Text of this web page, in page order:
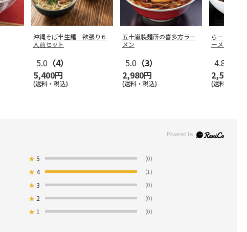
沖縄そば半生麺 欲張り６
人前セット
5.0 （4）
5,400円
(送料・税込)
五十嵐製麺所の喜多方ラー
メン
5.0 （3）
2,980円
(送料・税込)
らーめん味
ーメン（メ
4.8
2,550円
(送料・税込)
★5 (0)
★4 (1)
★3 (0)
★ 2 (0)
★ 1 (0)